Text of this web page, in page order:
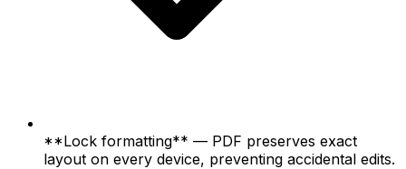
**Lock formatting** — PDF preserves exact
layout on every device, preventing accidental edits.